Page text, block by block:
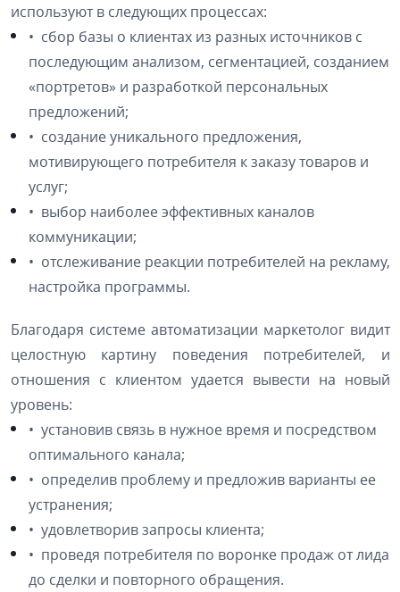
используют в следующих процессах:
• сбор базы о клиентах из разных источников с
последующим анализом, сегментацией, созданием
«портретов» и разработкой персональных
предложений;
• создание уникального предложения,
мотивирующего потребителя к заказу товаров и
услуг;
• выбор наиболее эффективных каналов
коммуникации;
• отслеживание реакции потребителей на рекламу,
настройка программы.
Благодаря системе автоматизации маркетолог видит
целостную картину поведения потребителей, и
отношения с клиентом удается вывести на новый
уровень:
• установив связь в нужное время и посредством
оптимального канала;
• определив проблему и предложив варианты ее
устранения;
• удовлетворив запросы клиента;
• проведя потребителя по воронке продаж от лида
до сделки и повторного обращения.